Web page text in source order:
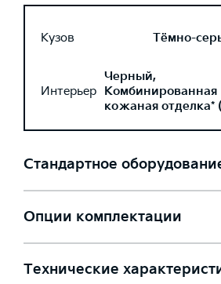
Кузов Тёмно-
Интерьер
Черный,
Комбинированная
кожаная отделка*
Стандартное
Опции комплектации
Технические